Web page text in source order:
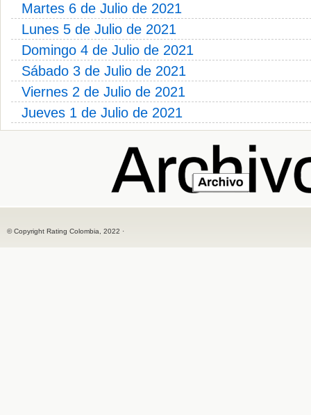
Martes 6 de Julio de 2021
Lunes 5 de Julio de 2021
Domingo 4 de Julio de 2021
Sábado 3 de Julio de 2021
Viernes 2 de Julio de 2021
Jueves 1 de Julio de 2021
© Copyright Rating Colombia, 2022 ·